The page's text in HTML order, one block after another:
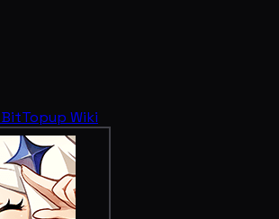
BitTopup Wiki